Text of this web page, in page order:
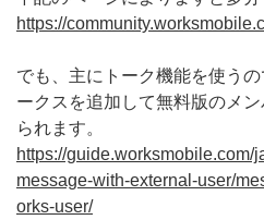
https://
でも、主にトーク機能を使う
ークスを追加して無料版のメ
られます。
https://
message-with-external-user/
orks-user/